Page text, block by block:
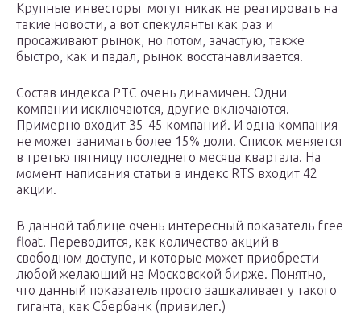
Крупные инвесторы могут никак не реагировать на
такие новости, а вот спекулянты как раз и
просаживают рынок, но потом, зачастую, также
быстро, как и падал, рынок восстанавливается.
Состав индекса РТС очень динамичен. Одни
компании исключаются, другие включаются.
Примерно входит 35-45 компаний. И одна компания
не может занимать более 15% доли. Список меняется
в третью пятницу последнего месяца квартала. На
момент написания статьи в индекс RTS входит 42
акции.
В данной таблице очень интересный показатель free
float. Переводится, как количество акций в
свободном доступе, и которые может приобрести
любой желающий на Московской бирже. Понятно,
что данный показатель просто зашкаливает у такого
гиганта, как Сбербанк (привилег.)